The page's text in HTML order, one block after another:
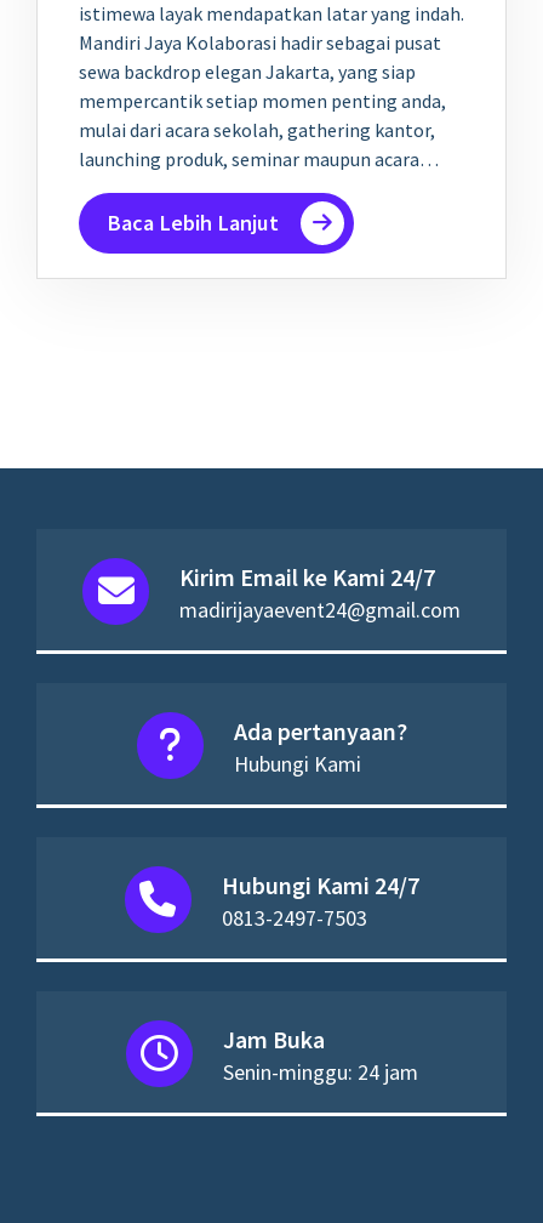
istimewa layak mendapatkan latar yang indah.
Mandiri Jaya Kolaborasi hadir sebagai pusat
sewa backdrop elegan Jakarta, yang siap
mempercantik setiap momen penting anda,
mulai dari acara sekolah, gathering kantor,
launching produk, seminar maupun acara…
Baca Lebih Lanjut
Kirim Email ke Kami 24/7
madirijayaevent24@gmail.com
Ada pertanyaan?
Hubungi Kami
Hubungi Kami 24/7
0813-2497-7503
Jam Buka
Senin-minggu: 24 jam